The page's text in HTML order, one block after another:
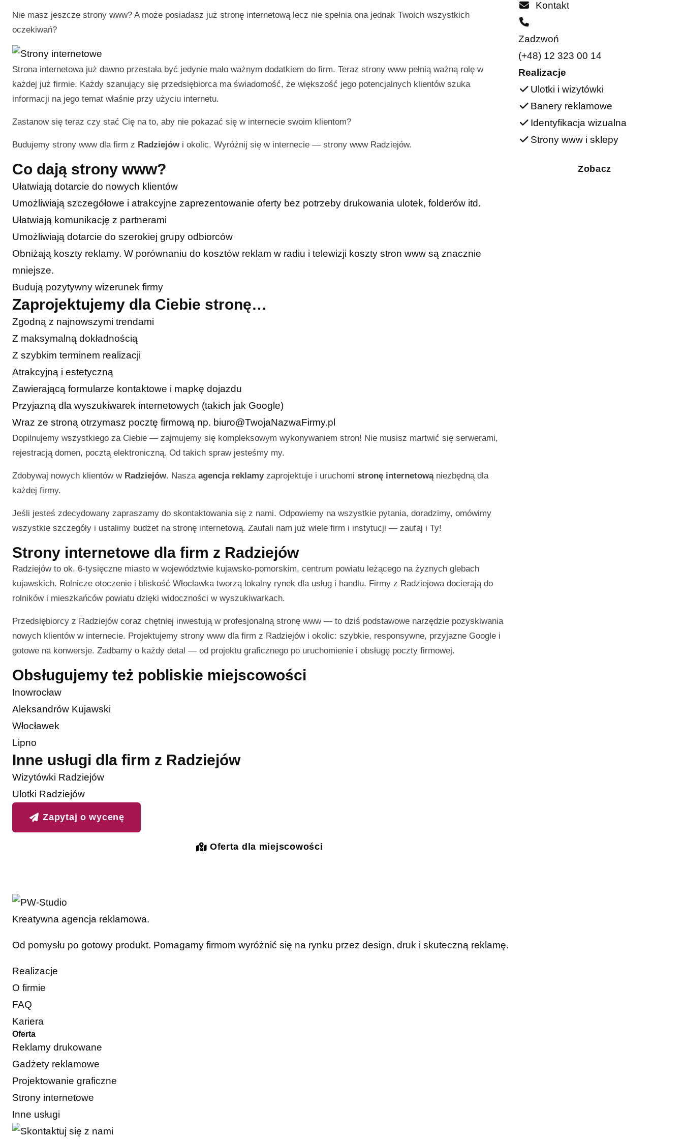
Nie masz jeszcze strony www? A może posiadasz już stronę internetową lecz nie spełnia ona jednak Twoich wszystkich
oczekiwań?
Strona internetowa już dawno przestała być jedynie mało ważnym dodatkiem do firm. Teraz strony www pełnią ważną rolę w
każdej już firmie. Każdy szanujący się przedsiębiorca ma świadomość, że większość jego potencjalnych klientów szuka
informacji na jego temat właśnie przy użyciu internetu.
Zastanow się teraz czy stać Cię na to, aby nie pokazać się w internecie swoim klientom?
Budujemy strony www dla firm z Radziejów i okolic. Wyróżnij się w internecie — strony www Radziejów.
Co dają strony www?
Ułatwiają dotarcie do nowych klientów
Umożliwiają szczegółowe i atrakcyjne zaprezentowanie oferty bez potrzeby drukowania ulotek, folderów itd.
Ułatwiają komunikację z partnerami
Umożliwiają dotarcie do szerokiej grupy odbiorców
Obniżają koszty reklamy. W porównaniu do kosztów reklam w radiu i telewizji koszty stron www są znacznie
mniejsze.
Budują pozytywny wizerunek firmy
Zaprojektujemy dla Ciebie stronę…
Zgodną z najnowszymi trendami
Z maksymalną dokładnością
Z szybkim terminem realizacji
Atrakcyjną i estetyczną
Zawierającą formularze kontaktowe i mapkę dojazdu
Przyjazną dla wyszukiwarek internetowych (takich jak Google)
Wraz ze stroną otrzymasz pocztę firmową np. biuro@TwojaNazwaFirmy.pl
Dopilnujemy wszystkiego za Ciebie — zajmujemy się kompleksowym wykonywaniem stron! Nie musisz martwić się serwerami,
rejestracją domen, pocztą elektroniczną. Od takich spraw jesteśmy my.
Zdobywaj nowych klientów w Radziejów. Nasza agencja reklamyzaprojektuje i uruchomi stronę internetowąniezbędną dla
każdej firmy.
Jeśli jesteś zdecydowany zapraszamy do skontaktowania się z nami. Odpowiemy na wszystkie pytania, doradzimy, omówimy
wszystkie szczegóły i ustalimy budżet na stronę internetową. Zaufali nam już wiele firm i instytucji — zaufaj i Ty!
Strony internetowe dla firm z Radziejów
Radziejów to ok. 6-tysięczne miasto w województwie kujawsko-pomorskim, centrum powiatu leżącego na żyznych glebach
kujawskich. Rolnicze otoczenie i bliskość Włocławka tworzą lokalny rynek dla usług i handlu. Firmy z Radziejowa docierają do
rolników i mieszkańców powiatu dzięki widoczności w wyszukiwarkach.
Przedsiębiorcy z Radziejów coraz chętniej inwestują w profesjonalną stronę www — to dziś podstawowe narzędzie pozyskiwania
nowych klientów w internecie. Projektujemy strony www dla firm z Radziejów i okolic: szybkie, responsywne, przyjazne Google i
gotowe na konwersje. Zadbamy o każdy detal — od projektu graficznego po uruchomienie i obsługę poczty firmowej.
Obsługujemy też pobliskie miejscowości
Inowrocław
Aleksandrów Kujawski
Włocławek
Lipno
Inne usługi dla firm z Radziejów
Wizytówki Radziejów
Ulotki Radziejów
Zapytaj o wycenę
Oferta dla miejscowości
Kontakt
Zadzwoń
(+48) 12 323 00 14
Realizacje
Ulotki i wizytówki
Banery reklamowe
Identyfikacja wizualna
Strony www i sklepy
Zobacz
Kreatywna agencja reklamowa.
Od pomysłu po gotowy produkt. Pomagamy firmom wyróżnić się na rynku przez design, druk i skuteczną reklamę.
Realizacje
O firmie
FAQ
Kariera
Oferta
Reklamy drukowane
Gadżety reklamowe
Projektowanie graficzne
Strony internetowe
Inne usługi